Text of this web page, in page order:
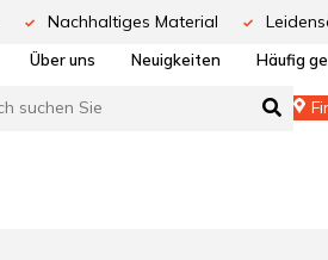
Nachhaltiges Material
Über uns Neuigkeiten Häufig